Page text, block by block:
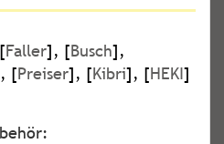
Faller], [Busch],
[Preiser], [Kibri], [HEKI]